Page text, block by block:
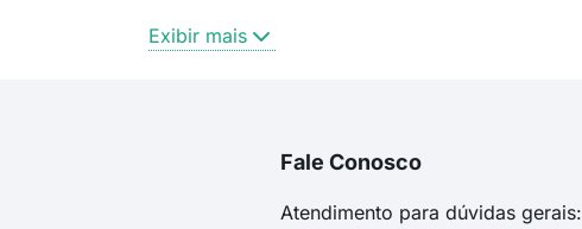
Rua Matias Scherer
Pontes de Miranda
Exibir mais
Fale Conosco
Atendimento para dúvidas gerais: